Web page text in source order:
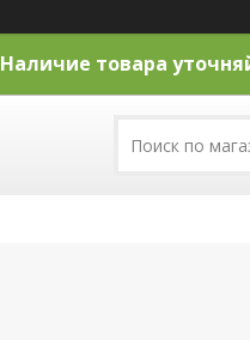
Наличие товара